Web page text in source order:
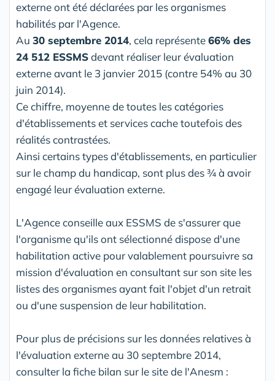
externe ont été déclarées par les organismes
habilités par l'Agence.
Au 30 septembre 2014, cela représente66% des
24 512 ESSMSdevant réaliser leur évaluation
externe avant le 3 janvier 2015 (contre 54% au 30
juin 2014).
Ce chiffre, moyenne de toutes les catégories
d'établissements et services cache toutefois des
réalités contrastées.
Ainsi certains types d'établissements, en particulier
sur le champ du handicap, sont plus des ¾ à avoir
engagé leur évaluation externe.
L'Agence conseille aux ESSMS de s'assurer que
l'organisme qu'ils ont sélectionné dispose d'une
habilitation active pour valablement poursuivre sa
mission d'évaluation en consultant sur son site les
listes des organismes ayant fait l'objet d'un retrait
ou d'une suspension de leur habilitation.
Pour plus de précisions sur les données relatives à
l'évaluation externe au 30 septembre 2014,
consulter la fiche bilan sur le site de l'Anesm :